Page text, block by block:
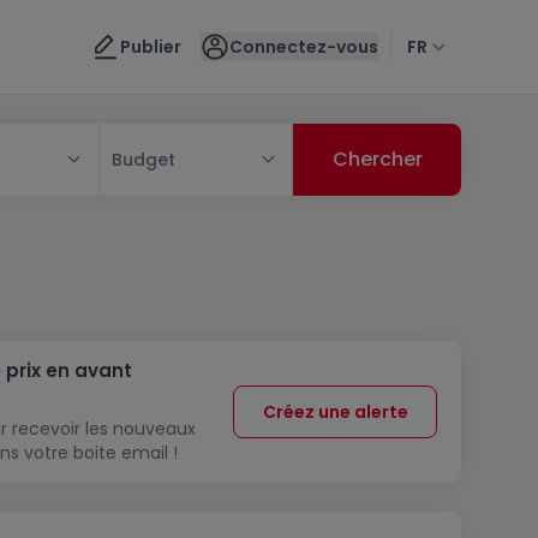
Publier Connectez-vous FR
Budget
prix en avant
les nouveaux
votre boite email !
Créez une alerte